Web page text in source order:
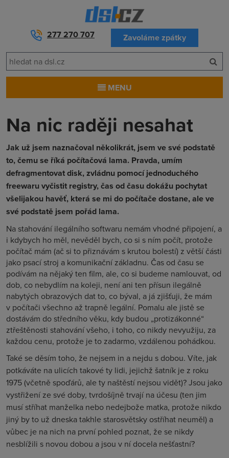
277 270 707 Zavoláme zpátky
MENU
Na nic raději nesahat
Jak už jsem naznačoval několikrát, jsem ve své podstatě
to, čemu se říká počítačová lama. Pravda, umím
defragmentovat disk, zvládnu pomocí jednoduchého
freewaru vyčistit registry, čas od času dokážu pochytat
všelijakou havěť, která se mi do počítače dostane, ale ve
své podstatě jsem pořád lama.
Na stahování ilegálního softwaru nemám vhodné připojení, a
i kdybych ho měl, nevěděl bych, co si s ním počít, protože
počítač mám (ač si to přiznávám s krutou bolestí) z větší části
jako psací stroj a komunikační základnu. Čas od času se
podívám na nějaký ten film, ale, co si budeme namlouvat, od
dob, co nebydlím na koleji, není ani ten přísun ilegálně
nabytých obrazových dat to, co býval, a já zjišťuji, že mám
v počítači všechno až trapně legální. Pomalu ale jistě se
dostávám do středního věku, kdy budou „protizákonné“
ztřeštěnosti stahování všeho, i toho, co nikdy nevyužiju, za
každou cenu, protože je to zadarmo, vzdálenou pohádkou.
Také se děsím toho, že nejsem in a nejdu s dobou. Víte, jak
potkáváte na ulicích takové ty lidi, jejichž šatník je z roku
1975 (včetně spoďárů, ale ty naštěstí nejsou vidět)? Jsou jako
vystřižení ze své doby, tvrdošíjně trvají na účesu (ten jim
musí stříhat manželka nebo nedejbože matka, protože nikdo
jiný by to už dneska takhle starosvětsky ostříhat neuměl) a
vůbec je na nich na první pohled poznat, že se nikdy
nesblížili s novou dobou a jsou v ní docela nešťastní?